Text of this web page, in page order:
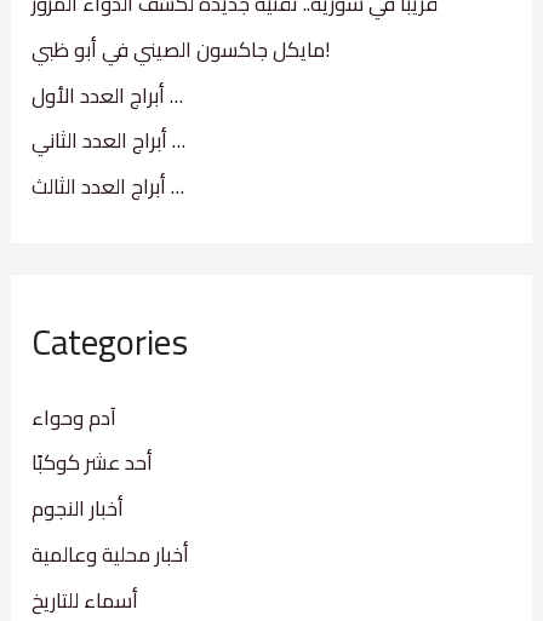
o
مايكل جاكسون الصيني في أبو ظبي!
أبراج العدد الأول …
أبراج العدد الثاني …
أبراج العدد الثالث …
Categories
آدم وحواء
أحد عشر كوكبًا
أخبار النجوم
أخبار محلية وعالمية
أسماء للتاريخ